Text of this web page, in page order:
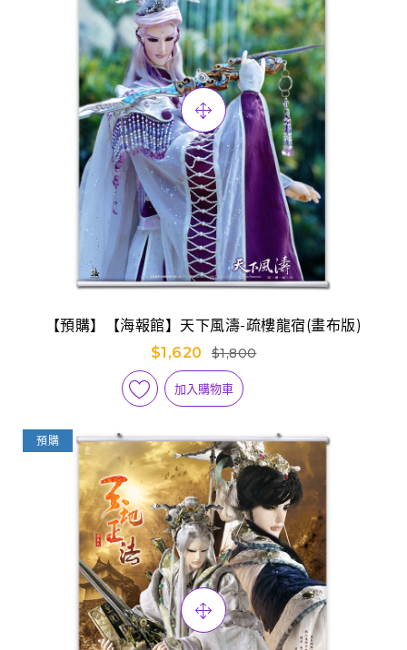
【預購】【海報館】天下風濤-疏樓龍宿(畫布版)
$1,620
$1,800
加入購物車
預購